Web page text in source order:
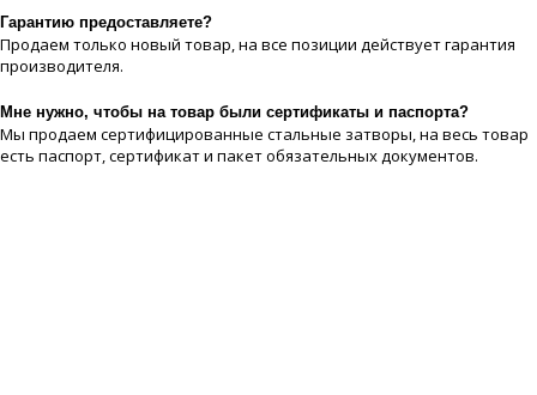
Гарантию предоставляете?
Продаем только новый товар, на все позиции действует гарантия
производителя.
Мне нужно, чтобы на товар были сертификаты и паспорта?
Мы продаем сертифицированные стальные затворы, на весь товар
есть паспорт, сертификат и пакет обязательных документов.